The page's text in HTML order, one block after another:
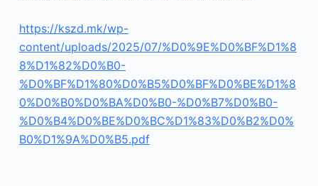
https://kszd.mk/wp-
content/uploads/2025/07/%D0%9E%D0%BF%D1%8
8%D1%82%D0%B0-
%D0%BF%D1%80%D0%B5%D0%BF%D0%BE%D1%8
0%D0%B0%D0%BA%D0%B0-%D0%B7%D0%B0-
%D0%B4%D0%BE%D0%BC%D1%83%D0%B2%D0%
B0%D1%9A%D0%B5.pdf